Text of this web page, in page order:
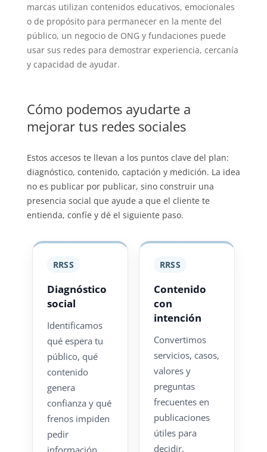
marcas utilizan contenidos educativos, emocionales
o de propósito para permanecer en la mente del
público, un negocio de ONG y fundaciones puede
usar sus redes para demostrar experiencia, cercanía
y capacidad de ayudar.
Cómo podemos ayudarte a
mejorar tus redes sociales
Estos accesos te llevan a los puntos clave del plan:
diagnóstico, contenido, captación y medición. La idea
no es publicar por publicar, sino construir una
presencia social que ayude a que el cliente te
entienda, confíe y dé el siguiente paso.
RRSS
Diagnóstico
social
Identificamos
qué espera tu
público, qué
contenido
genera
confianza y qué
frenos impiden
pedir
RRSS
Contenido
con
intención
Convertimos
servicios, casos,
valores y
preguntas
frecuentes en
publicaciones
útiles para
decidir.